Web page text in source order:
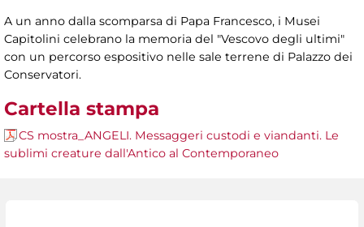
A un anno dalla scomparsa di Papa Francesco, i Musei
Capitolini celebrano la memoria del "Vescovo degli ultimi"
con un percorso espositivo nelle sale terrene di Palazzo dei
Conservatori.
Cartella stampa
CS mostra_ANGELI. Messaggeri custodi e viandanti. Le
sublimi creature dall'Antico al Contemporaneo